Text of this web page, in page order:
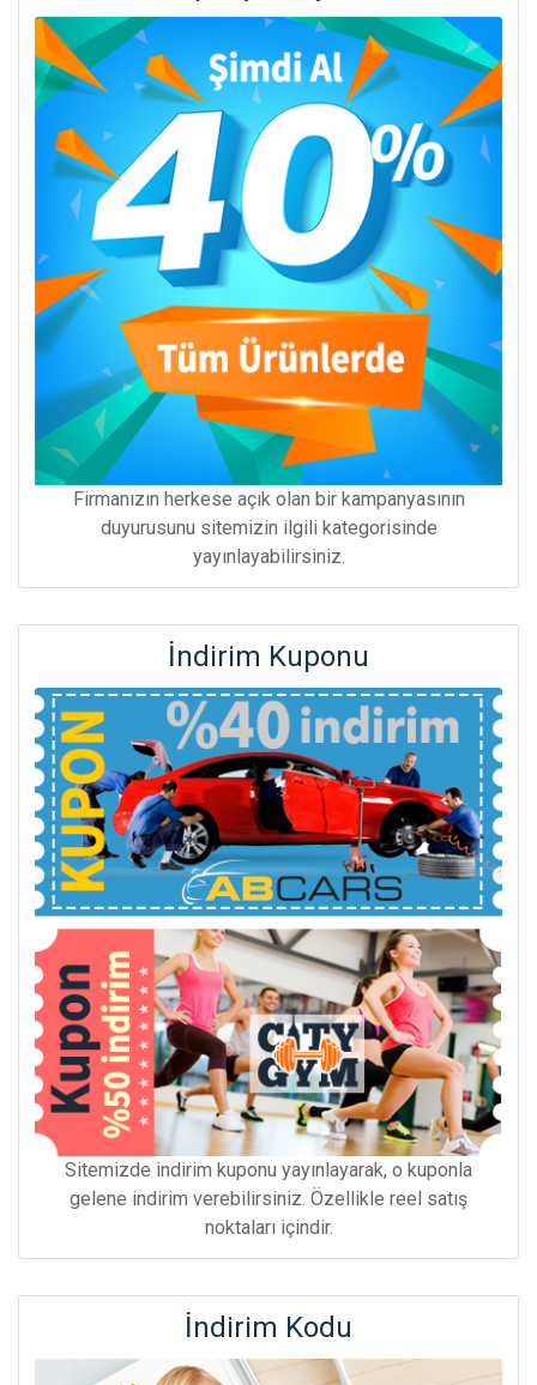
Firmanızın herkese açık olan bir kampanyasının
duyurusunu sitemizin ilgili kategorisinde
yayınlayabilirsiniz.
İndirim Kuponu
Sitemizde indirim kuponu yayınlayarak, o kuponla
gelene indirim verebilirsiniz. Özellikle reel satış
noktaları içindir.
İndirim Kodu